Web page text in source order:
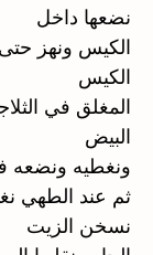
نضعها داخل
الكيس ونهز
الكيس
المغلق في
البيض
ونغطيه ونضعه
ثم عند الطهي
نسخن الزيت